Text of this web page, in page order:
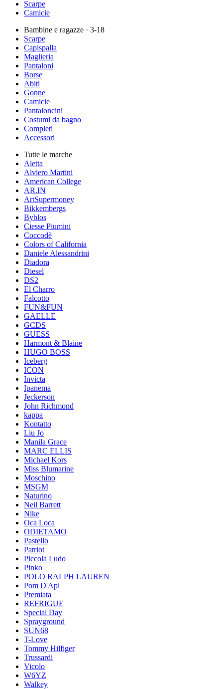
Scarpe
Camicie
Bambine e ragazze · 3-18
Scarpe
Capispalla
Maglieria
Pantaloni
Borse
Abiti
Gonne
Camicie
Pantaloncini
Costumi da bagno
Completi
Accessori
Tutte le marche
Aletta
Alviero Martini
American College
AR.IN
ArtSupermoney
Bikkembergs
Byblos
Ciesse Piumini
Coccodè
Colors of California
Daniele Alessandrini
Diadora
Diesel
DS2
El Charro
Falcotto
FUN&FUN
GAELLE
GCDS
GUESS
Harmont & Blaine
HUGO BOSS
Iceberg
ICON
Invicta
Ipanema
Jeckerson
John Richmond
kappa
Kontatto
Liu Jo
Manila Grace
MARC ELLIS
Michael Kors
Miss Blumarine
Moschino
MSGM
Naturino
Neil Barrett
Nike
Oca Loca
ODIETAMO
Pastello
Patriot
Piccola Ludo
Pinko
POLO RALPH LAUREN
Pom D'Api
Premiata
REFRIGUE
Special Day
Sprayground
SUN68
T-Love
Tommy Hilfiger
Trussardi
Vicolo
W6YZ
Walkey